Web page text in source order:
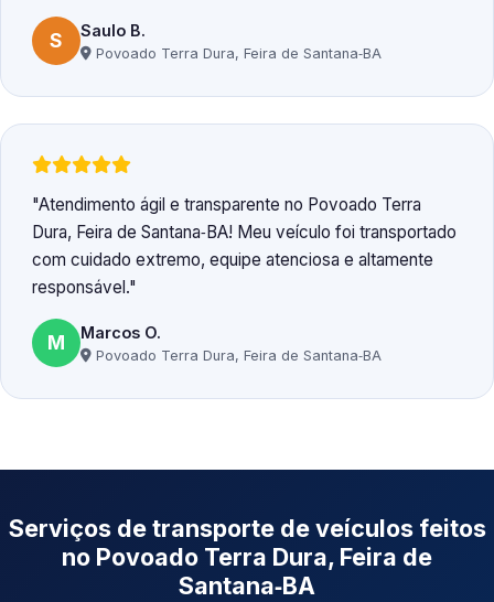
S Saulo B.
Povoado Terra Dura, Feira de Santana‑BA
Atendimento ágil e transparente no Povoado Terra
Dura, Feira de Santana‑BA! Meu veículo foi transportado
com cuidado extremo, equipe atenciosa e altamente
responsável.
M Marcos O.
Povoado Terra Dura, Feira de Santana‑BA
Serviços de transporte de veículos feitos
no Povoado Terra Dura, Feira de
Santana‑BA